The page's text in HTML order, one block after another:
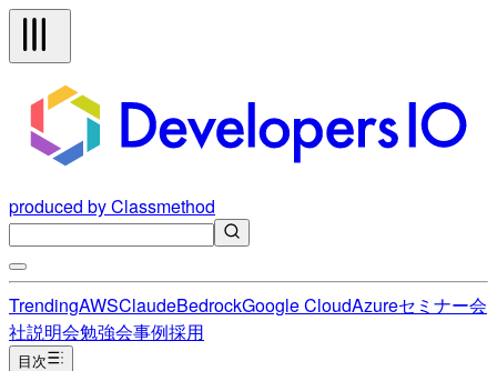
produced by Classmethod
TrendingAWSClaudeBedrockGoogle CloudAzureセミナー会
社説明会勉強会事例採用
目次